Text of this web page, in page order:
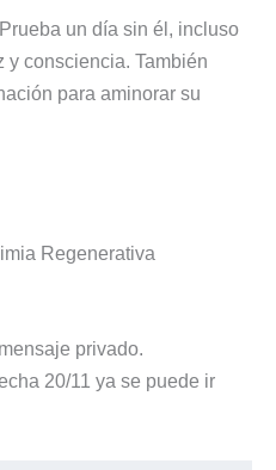
un día sin él, incluso
y consciencia. También
para aminorar su
Regenerativa
privado.
20/11 ya se puede ir